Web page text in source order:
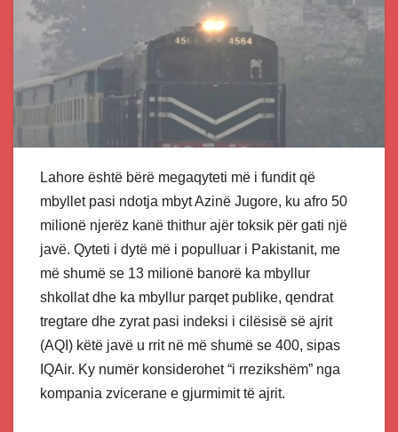
Lahore është bërë megaqyteti më i fundit që
mbyllet pasi ndotja mbyt Azinë Jugore, ku afro 50
milionë njerëz kanë thithur ajër toksik për gati një
javë. Qyteti i dytë më i populluar i Pakistanit, me
më shumë se 13 milionë banorë ka mbyllur
shkollat dhe ka mbyllur parqet publike, qendrat
tregtare dhe zyrat pasi indeksi i cilësisë së ajrit
(AQI) këtë javë u rrit në më shumë se 400, sipas
IQAir. Ky numër konsiderohet “i rrezikshëm” nga
kompania zvicerane e gjurmimit të ajrit.